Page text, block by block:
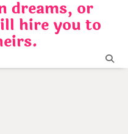
dreams, or
hire you to